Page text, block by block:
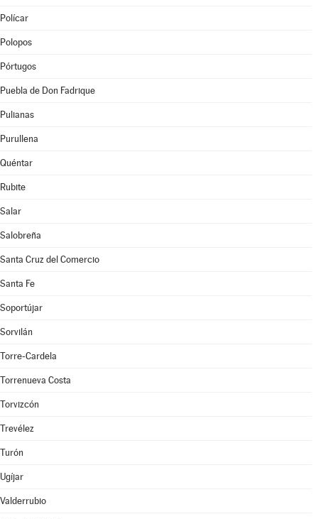
Polícar
Polopos
Pórtugos
Puebla de Don Fadrique
Pulianas
Purullena
Quéntar
Rubite
Salar
Salobreña
Santa Cruz del Comercio
Santa Fe
Soportújar
Sorvilán
Torre-Cardela
Torrenueva Costa
Torvizcón
Trevélez
Turón
Ugíjar
Valderrubio